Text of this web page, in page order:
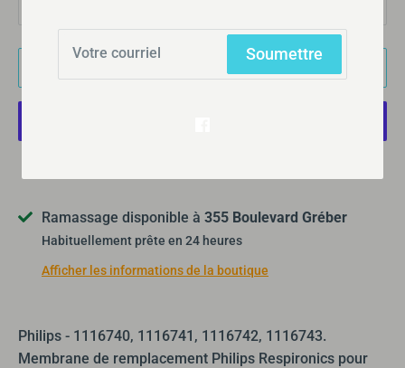
Ramassage disponible à 355 Boulevard Gréber
Habituellement prête en 24 heures
Afficher les informations de la boutique
Philips - 1116740, 1116741, 1116742, 1116743.
Membrane de remplacement Philips Respironics pour
Soumettre